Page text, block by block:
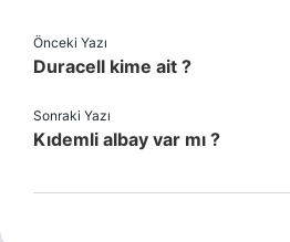
Önceki Yazı
Duracell kime ait ?
Sonraki Yazı
Kıdemli albay var mı ?